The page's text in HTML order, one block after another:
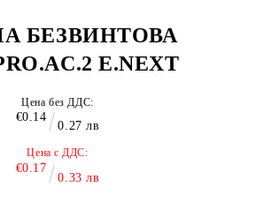
БЕЗВИНТОВА
E.NEXT
Цена без ДДС:
€0.14
0.27 лв
Цена с ДДС:
€0.17
0.33 лв